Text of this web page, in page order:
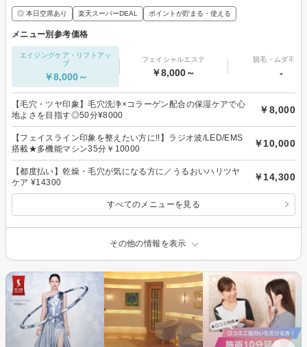
◎ 本日空席あり 楽天スーパーDEAL ポイントが貯まる・使える
メニュー別参考価格
エイジングケア・リフトアッ
プ
￥8,000～
フェイシャルエステ
￥8,000～
脱毛・ムダ毛処
-
【毛穴・ツヤ印象】毛穴洗浄×コラーゲン配合の保湿ケアで心
地よさを目指す◎50分¥8000
￥8,000
【フェイスライン印象を整えたい方に!!】ラジオ波/LED/EMS
搭載★多機能マシン35分￥10000
￥10,000
【都度払い】乾燥・毛穴が気になる方に／うるおいハリツヤ
ケア ¥14300
￥14,300
すべてのメニューを見る
その他の情報を表示